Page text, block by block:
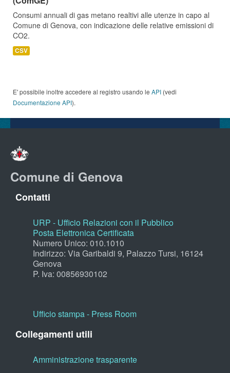
Consumi annuali di gas metano realtivi alle utenze in capo al
Comune di Genova, con indicazione delle relative emissioni di
CO2.
CSV
E' possibile inoltre accedere al registro usando le API (vedi
Documentazione API).
Comune di Genova
Contatti
URP - Ufficio Relazioni con il Pubblico
Posta Elettronica Certificata
Numero Unico: 010.1010
Indirizzo: Via Garibaldi 9, Palazzo Tursi, 16124
Genova
P. Iva: 00856930102
Ufficio stampa - Press Room
Collegamenti utili
Amministrazione trasparente